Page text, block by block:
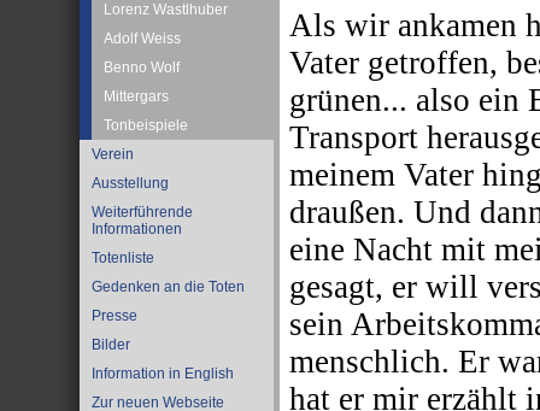
Lorenz Wastlhuber
Adolf Weiss
Benno Wolf
Mittergars
Tonbeispiele
Verein
Ausstellung
Weiterführende
Informationen
Totenliste
Gedenken an die Toten
Presse
Bilder
Information in English
Zur neuen Webseite
Als wir ankamen
Vater getroffen,
grünen... also ein
Transport
meinem Vater
draußen. Und
eine Nacht mit
gesagt, er will
sein
menschlich. Er
hat er mir erzählt